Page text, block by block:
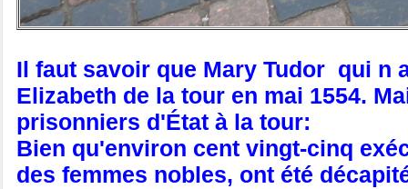
Il faut savoir que Mary Tudor qui n
Elizabeth de la tour en mai 1554.
prisonniers d'État à la tour:
Bien qu'environ cent vingt-cinq
des femmes nobles, ont été